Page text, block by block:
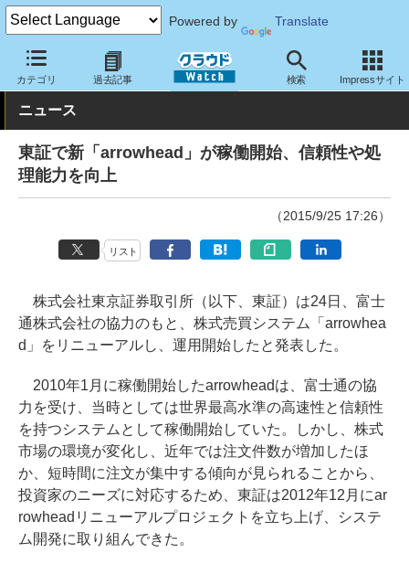
Powered by Translate
カテゴリ 過去記事 検索 Impressサイト
クラウド Watch トピック 導入事例 その他
ニュース
東証で新「arrowhead」が稼働開始、信頼性や処
理能力を向上
（2015/9/25 17:26）
リスト
株式会社東京証券取引所（以下、東証）は24日、富士
通株式会社の協力のもと、株式売買システム「arrowhea
d」をリニューアルし、運用開始したと発表した。
2010年1月に稼働開始したarrowheadは、富士通の協
力を受け、当時としては世界最高水準の高速性と信頼性
を持つシステムとして稼働開始していた。しかし、株式
市場の環境が変化し、近年では注文件数が増加したほ
か、短時間に注文が集中する傾向が見られることから、
投資家のニーズに対応するため、東証は2012年12月にar
rowheadリニューアルプロジェクトを立ち上げ、システ
ム開発に取り組んできた。